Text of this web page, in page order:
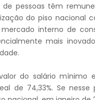
pessoas têm
do piso nacional
interno de
mais
do salário mínimo
de 74,33%. Se